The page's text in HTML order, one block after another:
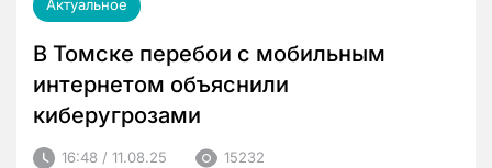
Актуальное
В Томске перебои с мобильным
интернетом объяснили
киберугрозами
16:48 / 11.08.25 15232